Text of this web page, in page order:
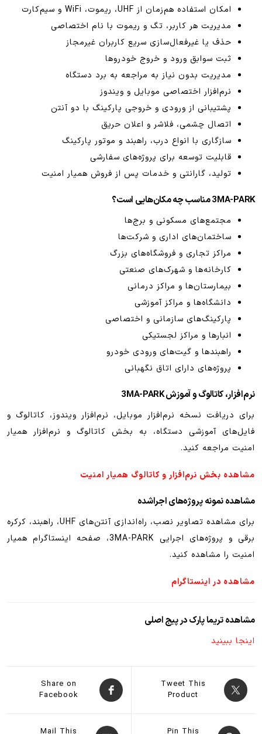
امکان استفاده هم‌زمان از UHF، ریموت، WiFi و سیم‌کارت
مدیریت هر کاربر، تگ و ریموت با نام اختصاصی
حذف یا غیرفعال‌سازی سریع کاربران غیرمجاز
ثبت سوابق ورود و خروج خودروها
مدیریت بدون نیاز به مراجعه به برد دستگاه
نرم‌افزار اختصاصی موبایل و ویندوز
پشتیبانی از ورودی و خروجی پارکینگ با دو آنتن
اتصال چشمی، فلاشر و اعلان حریق
سازگاری با انواع درب، راهبند و موتور پارکینگ
قابلیت توسعه برای پروژه‌های سفارشی
تولید، گارانتی و خدمات پس از فروش همیار امنیت
3MA-PARK مناسب چه مکان‌هایی است؟
مجتمع‌های مسکونی و برج‌ها
ساختمان‌های اداری و شرکت‌ها
مراکز تجاری و فروشگاه‌های بزرگ
کارخانه‌ها و شهرک‌های صنعتی
بیمارستان‌ها و مراکز درمانی
دانشگاه‌ها و مراکز آموزشی
پارکینگ‌های سازمانی و اختصاصی
انبارها و مراکز لجستیکی
راهبندها و گیت‌های ورودی خودرو
پروژه‌های دارای اتاق نگهبانی
نرم‌افزار، کاتالوگ و آموزش 3MA-PARK
برای دریافت نسخه نرم‌افزار موبایل، نرم‌افزار ویندوز، کاتالوگ و
فایل‌های آموزشی دستگاه، به بخش کاتالوگ و نرم‌افزار همیار
امنیت مراجعه کنید.
مشاهده بخش نرم‌افزار و کاتالوگ همیار امنیت
مشاهده نمونه پروژه‌های اجراشده
برای مشاهده تصاویر نصب، راه‌اندازی آنتن‌های UHF، راهبند، کرکره
برقی و پروژه‌های اجرایی 3MA-PARK، صفحه اینستاگرام همیار
امنیت را مشاهده کنید.
مشاهده در اینستاگرام
مشاهده تریما پارک در پیج اصلی
اینجا ببینید
Tweet This
Product
Share on
Facebook
Pin This
Mail This